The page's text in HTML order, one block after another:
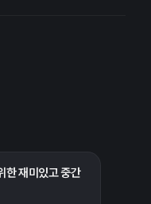
재미있고 중간